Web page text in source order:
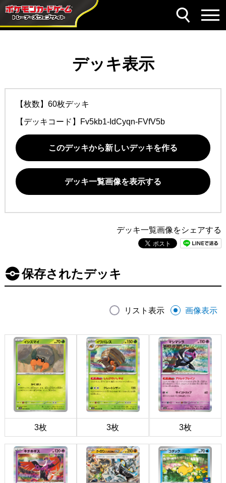
デッキ表示
【枚数】60枚デッキ
【デッキコード】 Fv5kb1-IdCyqn-FVfV5b
このデッキから新しいデッキを作る
デッキ一覧画像を表示する
デッキ一覧画像をシェアする
保存されたデッキ
リスト表示 画像表示
3枚 3枚 3枚